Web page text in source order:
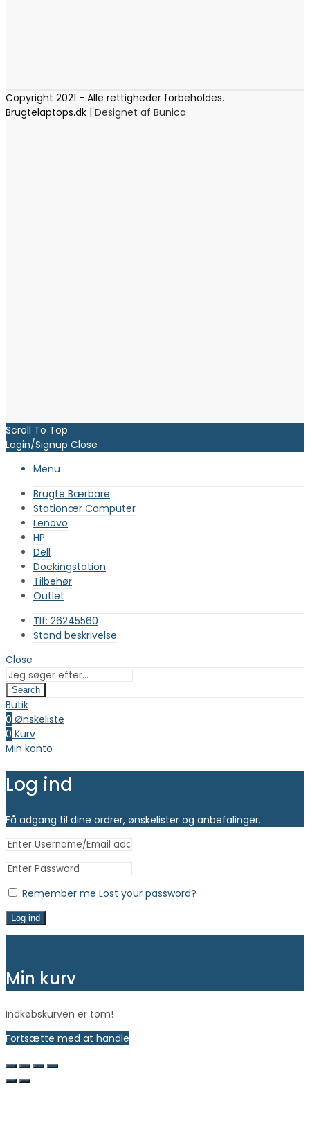
Copyright 2021 - Alle rettigheder forbeholdes.
Brugtelaptops.dk | Designet af Bunica
Scroll To Top
Login/Signup Close
Menu
Brugte Bærbare
Stationær Computer
Lenovo
HP
Dell
Dockingstation
Tilbehør
Outlet
Tlf: 26245560
Stand beskrivelse
Close
Search
Butik
0 Ønskeliste
0 Kurv
Min konto
Log ind
Få adgang til dine ordrer, ønskelister og anbefalinger.
Remember me Lost your password?
Log ind
Min kurv
Indkøbskurven er tom!
Fortsætte med at handle